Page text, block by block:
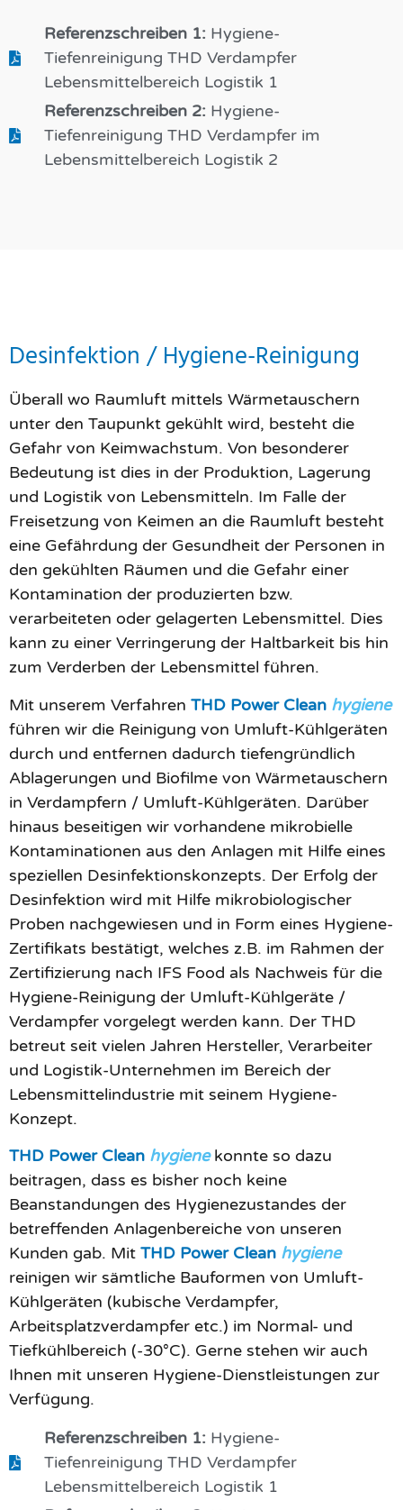
Referenzschreiben 1: Hygiene-
Tiefenreinigung THD Verdampfer
Lebensmittelbereich Logistik 1
Referenzschreiben 2: Hygiene-
Tiefenreinigung THD Verdampfer im
Lebensmittelbereich Logistik 2
Desinfektion / Hygiene-Reinigung
Überall wo Raumluft mittels Wärmetauschern
unter den Taupunkt gekühlt wird, besteht die
Gefahr von Keimwachstum. Von besonderer
Bedeutung ist dies in der Produktion, Lagerung
und Logistik von Lebensmitteln. Im Falle der
Freisetzung von Keimen an die Raumluft besteht
eine Gefährdung der Gesundheit der Personen in
den gekühlten Räumen und die Gefahr einer
Kontamination der produzierten bzw.
verarbeiteten oder gelagerten Lebensmittel. Dies
kann zu einer Verringerung der Haltbarkeit bis hin
zum Verderben der Lebensmittel führen.
Mit unserem Verfahren THD Power Clean hygiene
führen wir die Reinigung von Umluft-Kühlgeräten
durch und entfernen dadurch tiefengründlich
Ablagerungen und Biofilme von Wärmetauschern
in Verdampfern / Umluft-Kühlgeräten. Darüber
hinaus beseitigen wir vorhandene mikrobielle
Kontaminationen aus den Anlagen mit Hilfe eines
speziellen Desinfektionskonzepts. Der Erfolg der
Desinfektion wird mit Hilfe mikrobiologischer
Proben nachgewiesen und in Form eines Hygiene-
Zertifikats bestätigt, welches z.B. im Rahmen der
Zertifizierung nach IFS Food als Nachweis für die
Hygiene-Reinigung der Umluft-Kühlgeräte /
Verdampfer vorgelegt werden kann. Der THD
betreut seit vielen Jahren Hersteller, Verarbeiter
und Logistik-Unternehmen im Bereich der
Lebensmittelindustrie mit seinem Hygiene-
Konzept.
THD Power Clean hygienekonnte so dazu
beitragen, dass es bisher noch keine
Beanstandungen des Hygienezustandes der
betreffenden Anlagenbereiche von unseren
Kunden gab. Mit THD Power Clean hygiene
reinigen wir sämtliche Bauformen von Umluft-
Kühlgeräten (kubische Verdampfer,
Arbeitsplatzverdampfer etc.) im Normal- und
Tiefkühlbereich (-30°C). Gerne stehen wir auch
Ihnen mit unseren Hygiene-Dienstleistungen zur
Verfügung.
Referenzschreiben 1: Hygiene-
Tiefenreinigung THD Verdampfer
Lebensmittelbereich Logistik 1